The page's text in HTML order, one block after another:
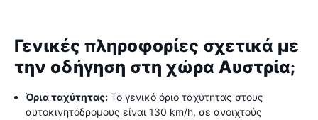
Γενικές πληροφορίες σχετικά με
την οδήγηση στη χώρα Αυστρία;
Όρια ταχύτητας: Το γενικό όριο ταχύτητας στους
αυτοκινητόδρομους είναι 130 km/h, σε ανοιχτούς